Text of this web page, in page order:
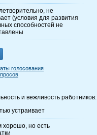
не
(условия для развития
способностей не
голосования
и вежливость работников:
устраивает
хорошо, но есть